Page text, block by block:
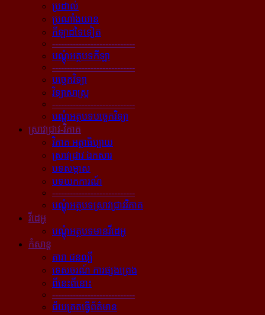
ប្រដាល់
ប្រណាំងយាន
កីឡាដទៃទៀត
----------------------------
បណ្ដុំអត្ថបទកីឡា
----------------------------
បច្ចេកវិទ្យា
វិទ្យាសាស្ត្រ
----------------------------
បណ្ដុំអត្ថបទបច្ចេកវិទ្យា
ស្រាវជ្រាវ-វិភាគ
វិភាគ អត្ថាធិប្បាយ
ស្រាវជ្រាវ ឯកសារ
បទសម្ភាស
បទយកការណ៍
----------------------------
បណ្ដុំអត្ថបទស្រាវជ្រាវវិភាគ
វីដេអូ
បណ្ដុំអត្ថបទមានវីដេអូ
កំសាន្ដ
តារា ជនល្បី
ទេសចរណ៍ ការផ្សងព្រេង
ពីនេះពីនោះ
----------------------------
ជ័យគ្រតធ្វើព័ត៌មាន